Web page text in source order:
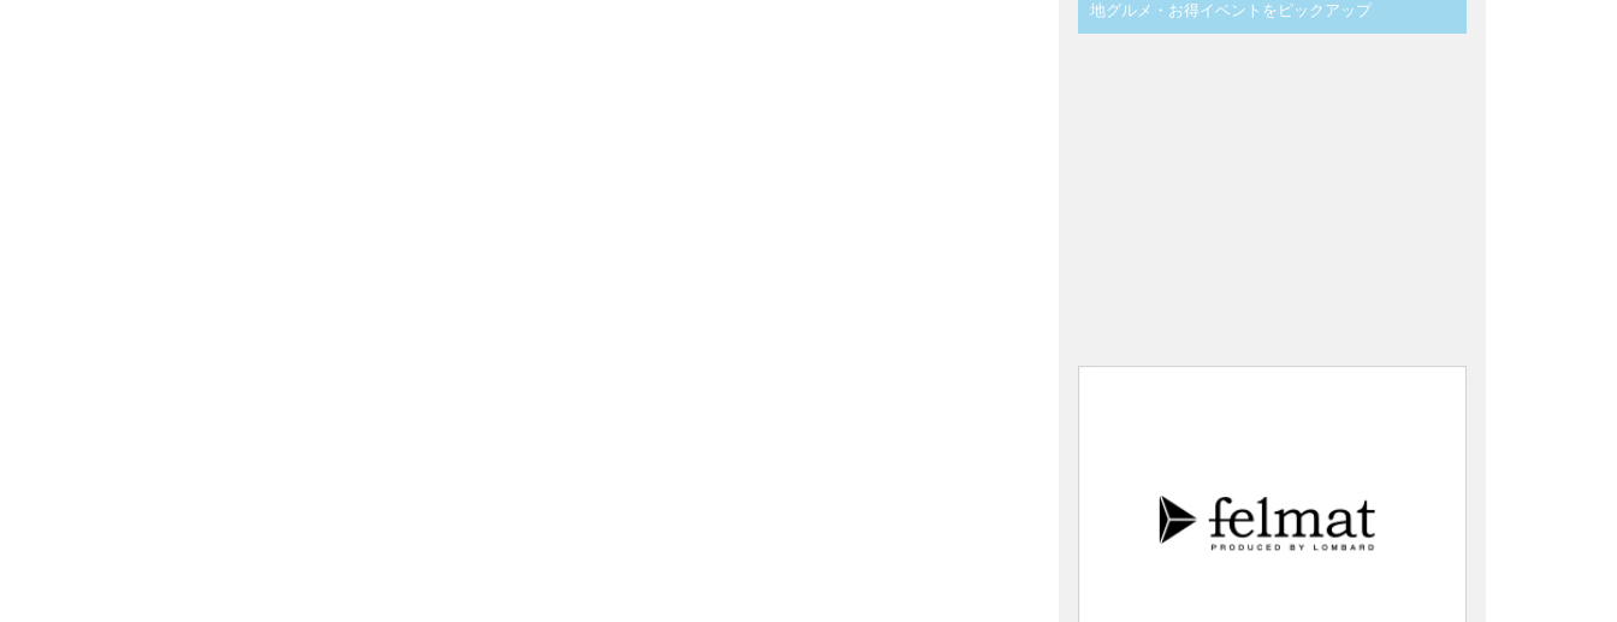
地グルメ・お得イベントをピックアップ